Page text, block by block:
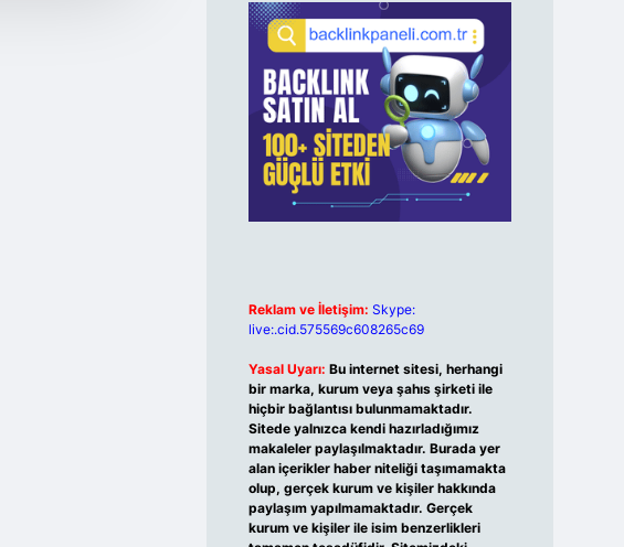
Reklam ve İletişim: Skype:
live:.cid.575569c608265c69
Yasal Uyarı: Bu internet sitesi, herhangi
bir marka, kurum veya şahıs şirketi ile
hiçbir bağlantısı bulunmamaktadır.
Sitede yalnızca kendi hazırladığımız
makaleler paylaşılmaktadır. Burada yer
alan içerikler haber niteliği taşımamakta
olup, gerçek kurum ve kişiler hakkında
paylaşım yapılmamaktadır. Gerçek
kurum ve kişiler ile isim benzerlikleri